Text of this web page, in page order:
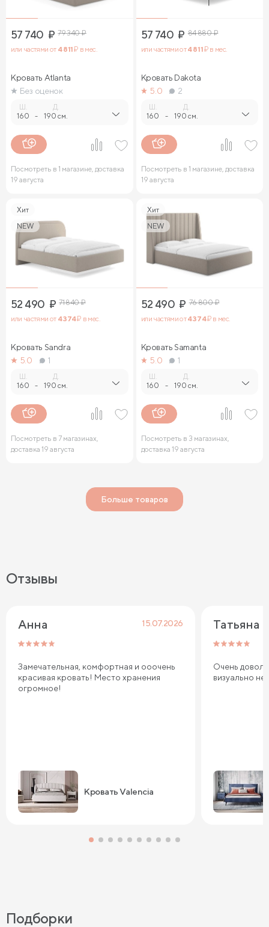
57 740 ₽ 79 340₽
или частями от 4 811₽ в мес.
Кровать Atlanta
Без оценок
160 -
Д.
190 см.
Посмотреть в 1 магазине, доставка
19 августа
57 740 ₽ 84 880₽
или частями от4 811₽ в мес.
Кровать Dakota
5.0
2
160 -
Д.
190 см.
Посмотреть в 1 магазине, доставка
19 августа
Хит
NEW
52 490 ₽ 71 840₽
или частями от 4 374₽ в мес.
Кровать Sandra
5.0
1
Ш.
160 -
Д.
190 см.
Посмотреть в 7 магазинах,
доставка 19 августа
Хит
NEW
52 490 ₽ 76 800₽
или частями от4 374₽ в мес.
Кровать Samanta
5.0
1
Ш.
160 -
Д.
190 см.
Посмотреть в 3 магазинах,
доставка 19 августа
Больше товаров
Отзывы
Анна 15.07.2026
Замечательная, комфортная и ооочень
красивая кровать! Место хранения
огромное!
Кровать Valencia
Татьяна
Очень
визуально
Подборки